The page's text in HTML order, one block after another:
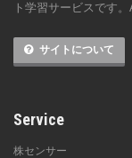
ト学習サービスです
サイトについて
Service
株センサー